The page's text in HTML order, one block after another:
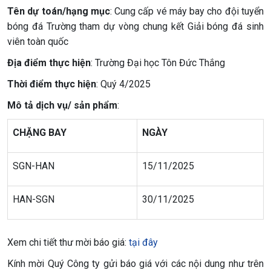
Tên dự toán/hạng mục: Cung cấp vé máy bay cho đội tuyển
bóng đá Trường tham dự vòng chung kết Giải bóng đá sinh
viên toàn quốc
Địa điểm thực hiện: Trường Đại học Tôn Đức Thắng
Thời điểm thực hiện: Quý 4/2025
Mô tả dịch vụ/ sản phẩm:
CHẶNG BAY NGÀY
SGN-HAN 15/11/2025
HAN-SGN 30/11/2025
Xem chi tiết thư mời báo giá: tại đây
Kính mời Quý Công ty gửi báo giá với các nội dung như trên